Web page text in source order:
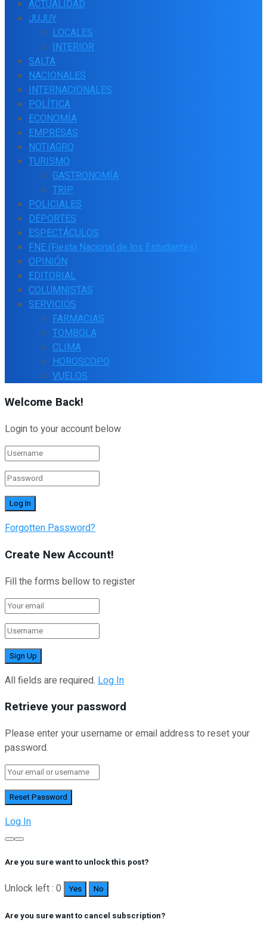
ACTUALIDAD
JUJUY
LOCALES
INTERIOR
SALTA
NACIONALES
INTERNACIONALES
POLÍTICA
ECONOMÍA
EMPRESAS
NOTIAGRO
TURISMO
GASTRONOMÍA
TRIP
POLICIALES
DEPORTES
ESPECTÁCULOS
FNE (Fiesta Nacional de los Estudiantes)
OPINIÓN
EDITORIAL
COLUMNISTAS
SERVICIOS
FARMACIAS
TOMBOLA
CLIMA
HOROSCOPO
VUELOS
Welcome Back!
Login to your account below
Forgotten Password?
Create New Account!
Fill the forms bellow to register
All fields are required. Log In
Retrieve your password
Please enter your username or email address to reset your
password.
Log In
Are you sure want to unlock this post?
Unlock left : 0 Yes No
Are you sure want to cancel subscription?